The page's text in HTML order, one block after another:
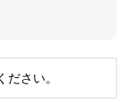
ださい。